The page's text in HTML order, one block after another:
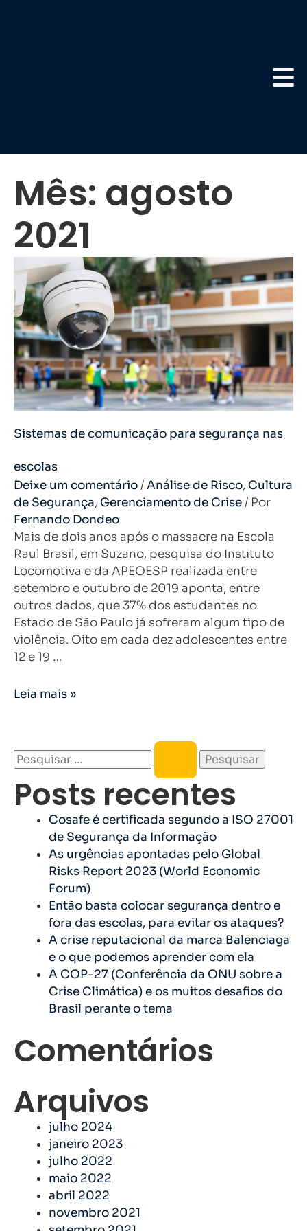
Mês: agosto
2021
Sistemas de comunicação para segurança nas
escolas
Deixe um comentário/Análise de Risco, Cultura
de Segurança, Gerenciamento de Crise/ Por
Fernando Dondeo
Mais de dois anos após o massacre na Escola
Raul Brasil, em Suzano, pesquisa do Instituto
Locomotiva e da APEOESP realizada entre
setembro e outubro de 2019 aponta, entre
outros dados, que 37% dos estudantes no
Estado de São Paulo já sofreram algum tipo de
violência. Oito em cada dez adolescentes entre
12 e 19 …
Leia mais »
Posts recentes
Cosafe é certificada segundo a ISO 27001
de Segurança da Informação
As urgências apontadas pelo Global
Risks Report 2023 (World Economic
Forum)
Então basta colocar segurança dentro e
fora das escolas, para evitar os ataques?
A crise reputacional da marca Balenciaga
e o que podemos aprender com ela
A COP-27 (Conferência da ONU sobre a
Crise Climática) e os muitos desafios do
Brasil perante o tema
Comentários
Arquivos
julho 2024
janeiro 2023
julho 2022
maio 2022
abril 2022
novembro 2021